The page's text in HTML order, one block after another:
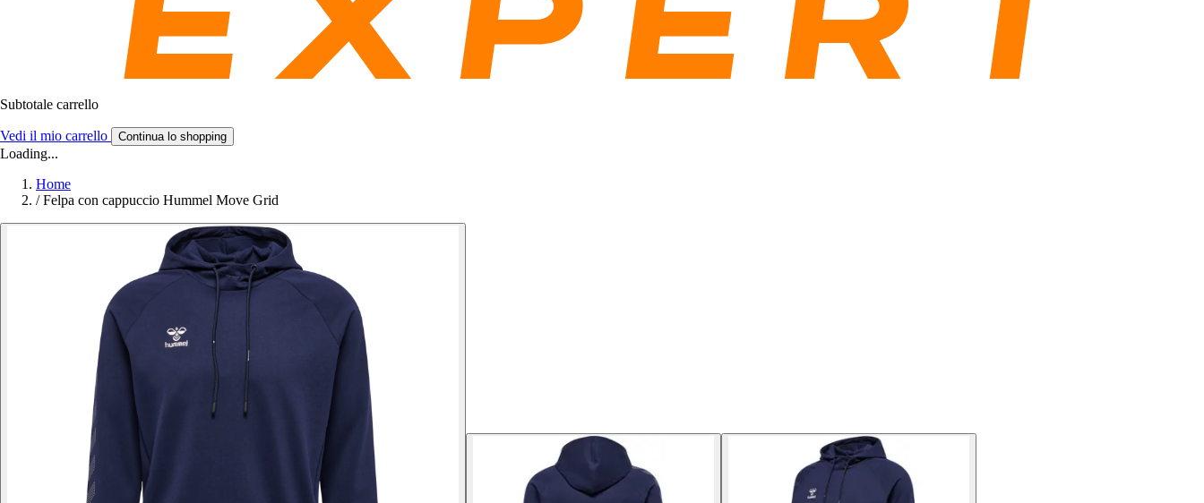
Subtotale carrello
Vedi il mio carrello Continua lo shopping
Loading...
Home
/ Felpa con cappuccio Hummel Move Grid